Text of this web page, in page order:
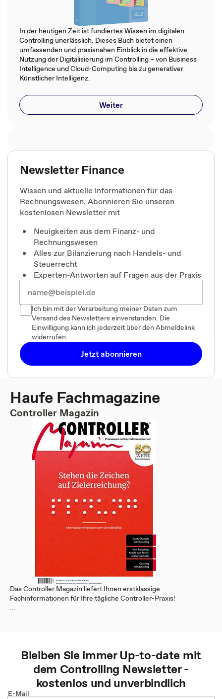
In der heutigen Zeit ist fundiertes Wissen im digitalen
Controlling unerlässlich. Dieses Buch bietet einen
umfassenden und praxisnahen Einblick in die effektive
Nutzung der Digitalisierung im Controlling – von Business
Intelligence und Cloud-Computing bis zu generativer
Künstlicher Intelligenz.
Weiter
Newsletter Finance
Wissen und aktuelle Informationen für das
Rechnungswesen. Abonnieren Sie unseren
kostenlosen Newsletter mit
Neuigkeiten aus dem Finanz- und
Rechnungswesen
Alles zur Bilanzierung nach Handels- und
Steuerrecht
Experten-Antworten auf Fragen aus der Praxis
Ich bin mit der Verarbeitung meiner Daten zum
Versand des Newsletters einverstanden. Die
Einwilligung kann ich jederzeit über den Abmeldelink
widerrufen.
Jetzt abonnieren
Haufe Fachmagazine
Controller Magazin
Das Controller Magazin liefert Ihnen erstklassige
Fachinformationen für Ihre tägliche Controller-Praxis!
...
Bleiben Sie immer Up-to-date mit
dem Controlling Newsletter -
kostenlos und unverbindlich
E-Mail